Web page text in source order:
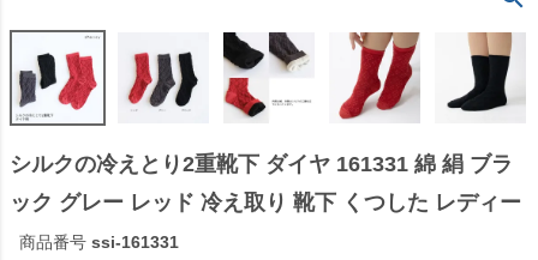
シルクの冷えとり2重靴下 ダイヤ 161331 綿 絹 ブラ
ック グレー レッド 冷え取り 靴下 くつした レディー
ス フリーサイズ 女性用 保温 暖かい 冬 日本製
商品番号 ssi-161331